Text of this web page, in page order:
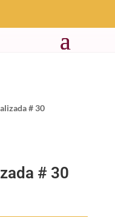
# 30
# 30